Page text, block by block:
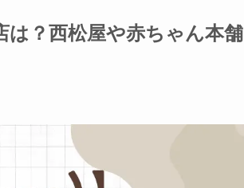
は？西松屋や赤ちゃん本舗